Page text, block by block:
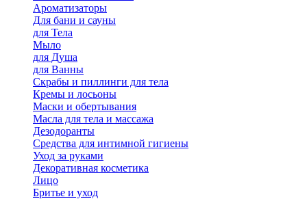
Ароматизаторы
Для бани и сауны
для Тела
Мыло
для Душа
для Ванны
Скрабы и пиллинги для тела
Кремы и лосьоны
Маски и обертывания
Масла для тела и массажа
Дезодоранты
Средства для интимной гигиены
Уход за руками
Декоративная косметика
Лицо
Бритье и уход